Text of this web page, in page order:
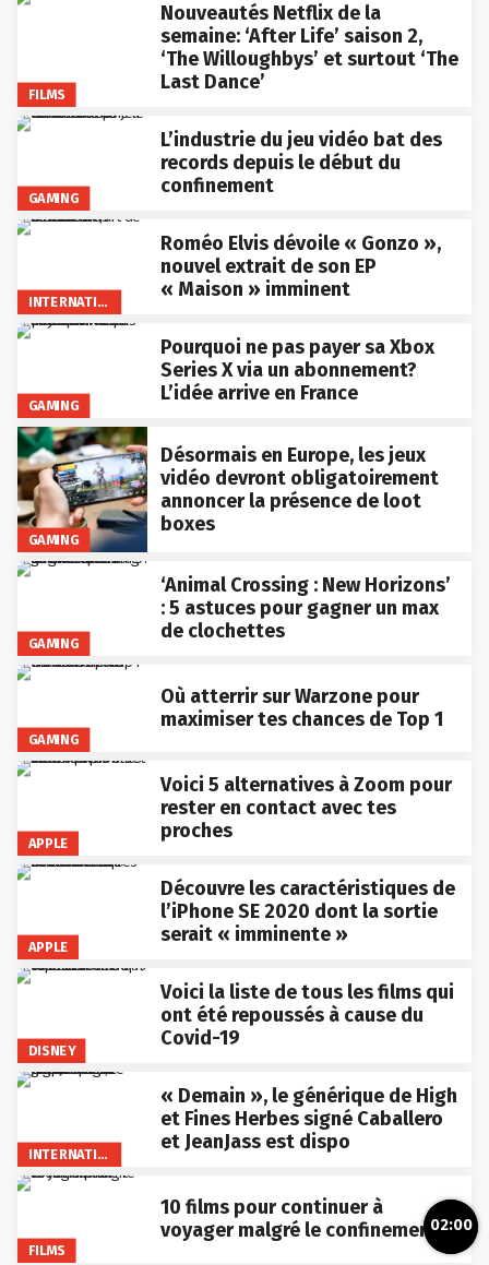
FILMS
Nouveautés Netflix de la
semaine: ‘After Life’ saison 2,
‘The Willoughbys’ et surtout ‘The
Last Dance’
GAMING
L’industrie du jeu vidéo bat des
records depuis le début du
confinement
INTERNATIONAL
Roméo Elvis dévoile « Gonzo »,
nouvel extrait de son EP
« Maison » imminent
GAMING
Pourquoi ne pas payer sa Xbox
Series X via un abonnement?
L’idée arrive en France
GAMING
Désormais en Europe, les jeux
vidéo devront obligatoirement
annoncer la présence de loot
boxes
GAMING
‘Animal Crossing : New Horizons’
: 5 astuces pour gagner un max
de clochettes
GAMING
Où atterrir sur Warzone pour
maximiser tes chances de Top 1
APPLE
Voici 5 alternatives à Zoom pour
rester en contact avec tes
proches
APPLE
Découvre les caractéristiques de
l’iPhone SE 2020 dont la sortie
serait « imminente »
DISNEY
Voici la liste de tous les films qui
ont été repoussés à cause du
Covid-19
INTERNATIONAL
« Demain », le générique de High
et Fines Herbes signé Caballero
et JeanJass est dispo
FILMS
10 films pour continuer à
voyager malgré le confinement02:00